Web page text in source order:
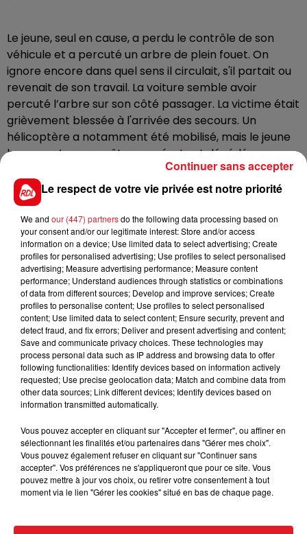
Le jeune, seul en cause, a perdu le contrôle de son
véhicule et a percuté un arbre de plein fouet. On
ignore encore dans quel sens il circulait, s'il partait ou
revenait de son travail. La voiture semble avoir
percuté l’arbre sur son côté passager. La victime était
grièvement blessée à l'arrivée des secours. Un
hélicoptère a notamment été mobilisé, mais le jeune
homme n’a pas pu être sauvé, et est décédé sur
En l’absence de témoins, une enquête est en cours
pour comprendre les circonstances de l’accident.
FIL D'ACTUS
15 juillet 2026
BÉTHUNE: ENQUÊTE POUR HOMICIDE
VOLONTAIRE EN COURS, APRÈS LA...
Selon les premiers éléments, le logement servait
à des prostituées
Le respect de votre vie privée est notre priorité
We and our (447) partnersdo the following data processing based on
your consent and/or our legitimate interest: Store and/or access
information on a device; Use limited data to select advertising; Create
profiles for personalised advertising; Use profiles to select personalised
advertising; Measure advertising performance; Measure content
performance; Understand audiences through statistics or combinations
of data from different sources; Develop and improve services; Create
profiles to personalise content; Use profiles to select personalised
content; Use limited data to select content; Ensure security, prevent and
detect fraud, and fix errors; Deliver and present advertising and content;
Save and communicate privacy choices. These technologies may
process personal data such as IP address and browsing data to offer
following functionalities: Identify devices based on information actively
requested; Use precise geolocation data; Match and combine data from
other data sources; Link different devices; Identify devices based on
information transmitted automatically.
Vous pouvez accepter en cliquant sur "Accepter et fermer", ou affiner en
sélectionnant les finalités et/ou partenaires dans "Gérer mes choix".
Vous pouvez également refuser en cliquant sur "Continuer sans
accepter". Vos préférences ne s'appliqueront que pour ce site. Vous
pouvez mettre à jour vos choix, ou retirer votre consentement à tout
moment via le lien "Gérer les cookies" situé en bas de chaque page.
Continuer sans accepter